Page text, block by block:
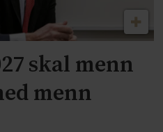
skal menn
menn